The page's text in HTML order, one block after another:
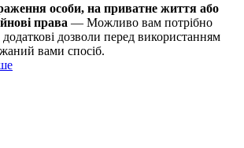
особи, на приватне життя або
права — Можливо вам потрібно
дозволи перед використанням
вами спосіб.